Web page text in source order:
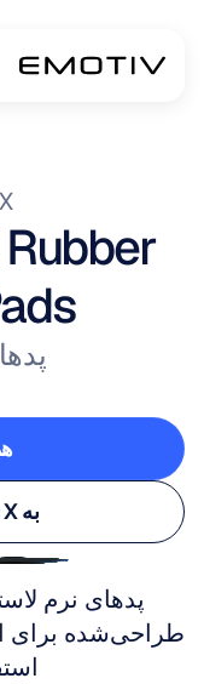
به Emotiv Epoc X بروید
به Emotiv Epoc X بروید